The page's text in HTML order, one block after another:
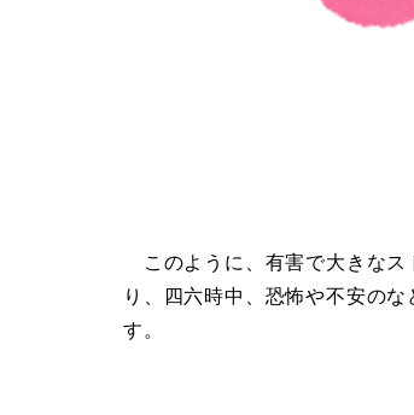
このように、有害で大きなス
り、四六時中、恐怖や不安の
す。